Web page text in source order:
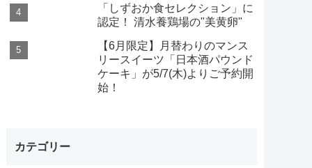
「しずおか食セレクション」に
認定！ 清水養鶏場の"美黄卵"
【6月限定】月替わりのマンス
リースイーツ「日本酒パウンド
ケーキ」が5/7(木)よりご予約開
始！
カテゴリー